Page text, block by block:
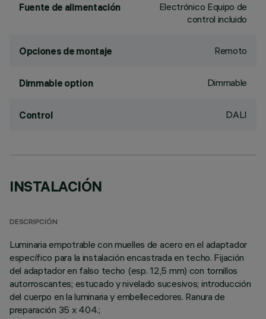
Fuente de alimentación
Electrónico Equipo de
control incluido
Opciones de montaje Remoto
Dimmable option Dimmable
Control DALI
INSTALACIÓN
DESCRIPCIÓN
Luminaria empotrable con muelles de acero en el adaptador
específico para la instalación encastrada en techo. Fijación
del adaptador en falso techo (esp. 12,5 mm) con tornillos
autorroscantes; estucado y nivelado sucesivos; introducción
del cuerpo en la luminaria y embellecedores. Ranura de
preparación 35 x 404.;